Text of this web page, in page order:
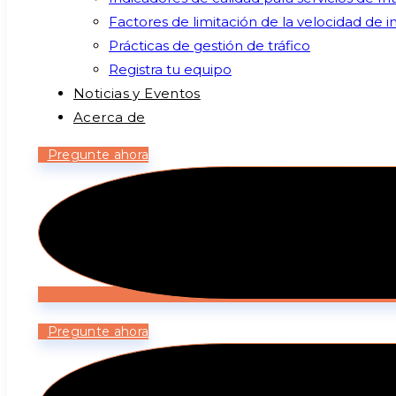
Factores de limitación de la velocidad de
Prácticas de gestión de tráfico
Registra tu equipo
Noticias y Eventos
Acerca de
Pregunte ahora
Pregunte ahora